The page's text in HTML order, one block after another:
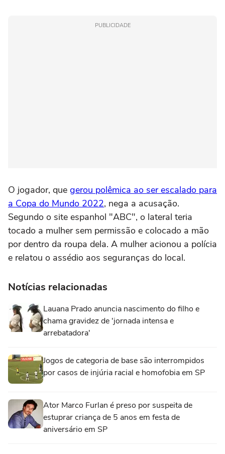
PUBLICIDADE
O jogador, que gerou polêmica ao ser escalado para
a Copa do Mundo 2022, nega a acusação.
Segundo o site espanhol "ABC", o lateral teria
tocado a mulher sem permissão e colocado a mão
por dentro da roupa dela. A mulher acionou a polícia
e relatou o assédio aos seguranças do local.
Notícias relacionadas
Lauana Prado anuncia nascimento do filho e
chama gravidez de 'jornada intensa e
arrebatadora'
Jogos de categoria de base são interrompidos
por casos de injúria racial e homofobia em SP
Ator Marco Furlan é preso por suspeita de
estuprar criança de 5 anos em festa de
aniversário em SP